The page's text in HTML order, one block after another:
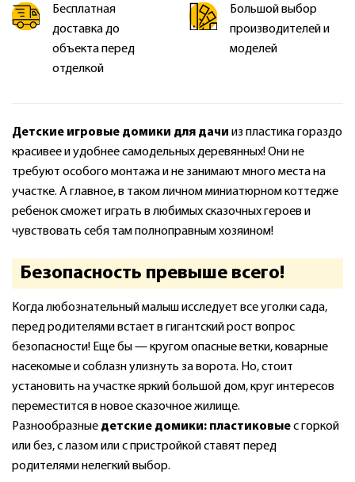
Бесплатная
доставка до
объекта перед
отделкой
Большой выбор
производителей и
моделей
Детские игровые домики для дачи из пластика гораздо
красивее и удобнее самодельных деревянных! Они не
требуют особого монтажа и не занимают много места на
участке. А главное, в таком личном миниатюрном коттедже
ребенок сможет играть в любимых сказочных героев и
чувствовать себя там полноправным хозяином!
Безопасность превыше всего!
Когда любознательный малыш исследует все уголки сада,
перед родителями встает в гигантский рост вопрос
безопасности! Еще бы — кругом опасные ветки, коварные
насекомые и соблазн улизнуть за ворота. Но, стоит
установить на участке яркий большой дом, круг интересов
переместится в новое сказочное жилище.
Разнообразные детские домики: пластиковыес горкой
или без, с лазом или с пристройкой ставят перед
родителями нелегкий выбор.